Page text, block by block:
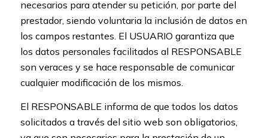
necesarios para atender su petición, por parte del
prestador, siendo voluntaria la inclusión de datos en
los campos restantes. El USUARIO garantiza que
los datos personales facilitados al RESPONSABLE
son veraces y se hace responsable de comunicar
cualquier modificación de los mismos.
El RESPONSABLE informa de que todos los datos
solicitados a través del sitio web son obligatorios,